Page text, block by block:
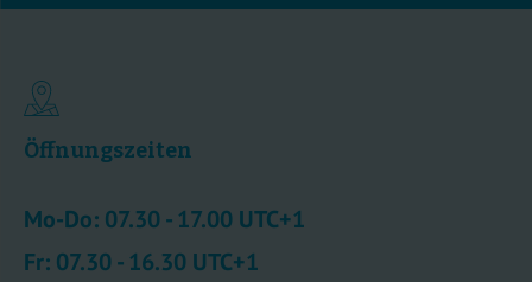
Öffnungszeiten
Mo-Do: 07.30 - 17.00 UTC+1
Fr: 07.30 - 16.30 UTC+1